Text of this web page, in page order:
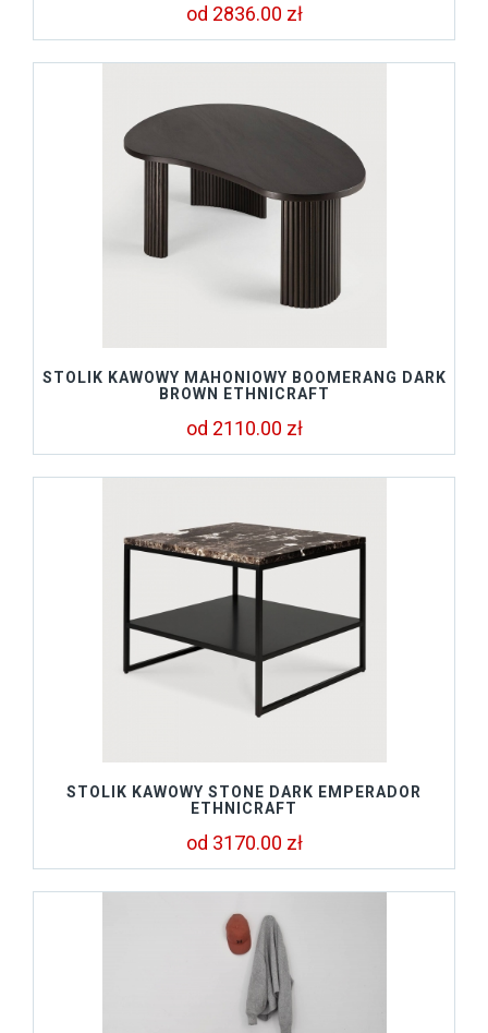
od 2836.00 zł
STOLIK KAWOWY MAHONIOWY BOOMERANG DARK
BROWN ETHNICRAFT
od 2110.00 zł
STOLIK KAWOWY STONE DARK EMPERADOR
ETHNICRAFT
od 3170.00 zł